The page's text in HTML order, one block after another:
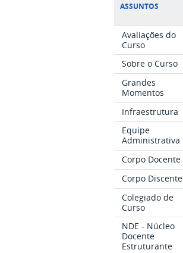
ASSUNTOS
Avaliações do
Curso
Sobre o Curso
Grandes
Momentos
Infraestrutura
Equipe
Administrativa
Corpo Docente
Corpo Discente
Colegiado de
Curso
NDE - Núcleo
Docente
Estruturante